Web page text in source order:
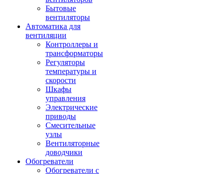
Бытовые
вентиляторы
Автоматика для
вентиляции
Контроллеры и
трансформаторы
Регуляторы
температуры и
скорости
Шкафы
управления
Электрические
приводы
Смесительные
узлы
Вентиляторные
доводчики
Обогреватели
Обогреватели с